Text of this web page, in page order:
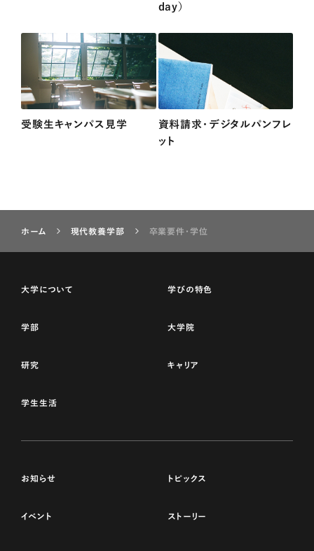
day）
受験生キャンパス見学
資料請求・デジタルパンフレ
ット
ホーム 現代教養学部 卒業要件・学位
大学について 学びの特色
学部 大学院
研究 キャリア
学生生活
お知らせ トピックス
イベント ストーリー